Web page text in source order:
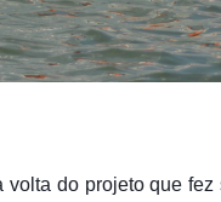
do projeto que